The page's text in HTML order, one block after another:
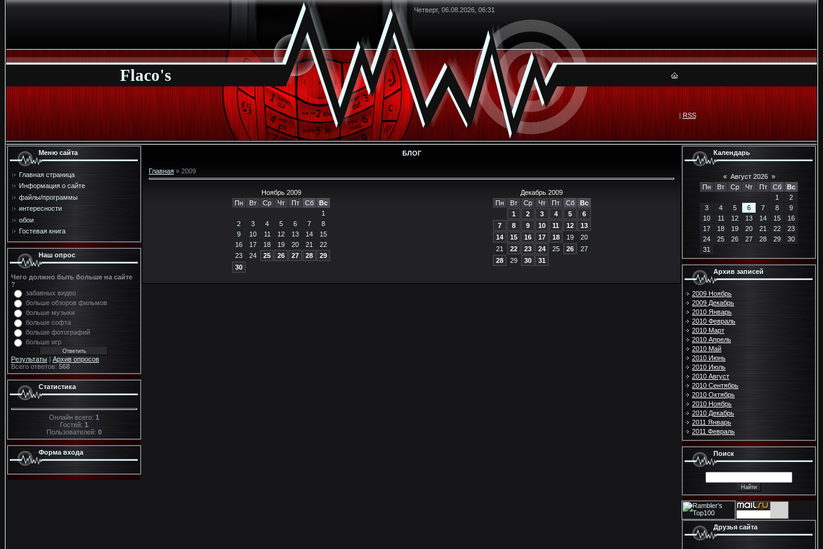
Четверг, 06.08.2026, 06:31
Flaco's
| RSS
Меню сайта
Главная страница
Информация о сайте
файлы/программы
интересности
обои
Гостевая книга
Наш опрос
Чего должно быть больше на сайте
?
забавных видео
больше обзоров фильмов
больше музыки
больше софта
больше фотографий
больше игр
Результаты | Архив опросов
Всего ответов: 568
Статистика
Онлайн всего: 1
Гостей: 1
Пользователей: 0
Форма входа
БЛОГ
Главная » 2009
Ноябрь 2009
Пн
Вт Ср Чт Пт Сб
Вс
1
2
3 4 5 6 7
8
9
10 11 12 13 14
15
16
17 18 19 20 21
22
23
24 25 26 27 28
29
30
Декабрь 2009
Пн
Вт Ср Чт Пт Сб
Вс
1
2 3 4 5
6
7
8 9 10 11 12
13
14
15 16 17 18 19
20
21
22 23 24 25 26
27
28
29 30 31
Календарь
« Август 2026 »
Пн
Вт Ср Чт Пт Сб
Вс
1
2
3
4 5 6 7 8
9
10
11 12 13 14 15
16
17
18 19 20 21 22
23
24
25 26 27 28 29
30
31
Архив записей
2009 Ноябрь
2009 Декабрь
2010 Январь
2010 Февраль
2010 Март
2010 Апрель
2010 Май
2010 Июнь
2010 Июль
2010 Август
2010 Сентябрь
2010 Октябрь
2010 Ноябрь
2010 Декабрь
2011 Январь
2011 Февраль
Поиск
Друзья сайта